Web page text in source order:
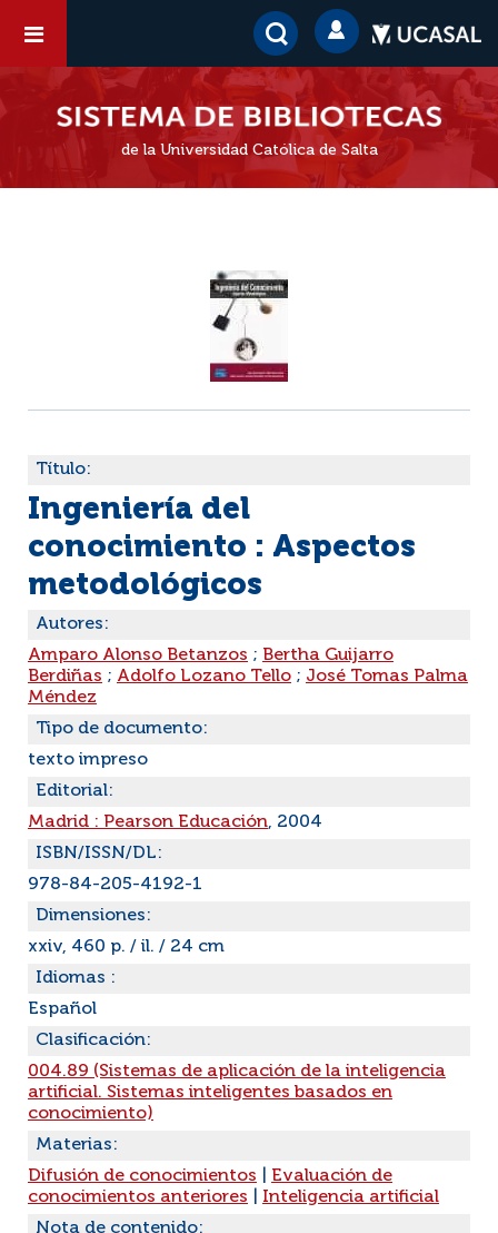
de la Universidad Católica de Salta
Título:
Ingeniería del
conocimiento : Aspectos
metodológicos
Autores:
Amparo Alonso Betanzos ; Bertha Guijarro
Berdiñas ; Adolfo Lozano Tello ; José Tomas Palma
Méndez
Tipo de documento:
texto impreso
Editorial:
Madrid : Pearson Educación, 2004
ISBN/ISSN/DL:
978-84-205-4192-1
Dimensiones:
xxiv, 460 p. / il. / 24 cm
Idiomas :
Español
Clasificación:
004.89 (Sistemas de aplicación de la inteligencia
artificial. Sistemas inteligentes basados en
conocimiento)
Materias:
Difusión de conocimientos
Evaluación de
conocimientos anteriores
Inteligencia artificial
Nota de contenido: